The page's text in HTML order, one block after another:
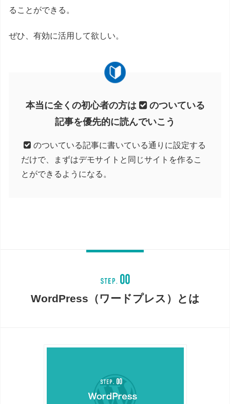
ることができる。
ぜひ、有効に活用して欲しい。
本当に全くの初心者の方は
のついている
記事を優先的に読んでいこう
のついている記事に書いている通りに設定する
だけで、まずはデモサイトと同じサイトを作るこ
とができるようになる。
WordPress（ワードプレス）とは